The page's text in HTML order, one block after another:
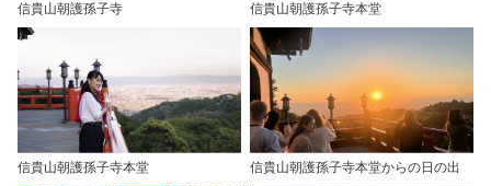
信貴山朝護孫子寺 信貴山朝護孫子寺本堂
信貴山朝護孫子寺本堂 信貴山朝護孫子寺本堂からの日の出